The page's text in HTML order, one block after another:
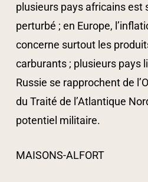
plusieurs pays africains est
perturbé ; en Europe,
concerne surtout les
carburants ; plusieurs pays
Russie se rapprochent de
du Traité de l’Atlantique
potentiel militaire.
MAISONS-ALFORT